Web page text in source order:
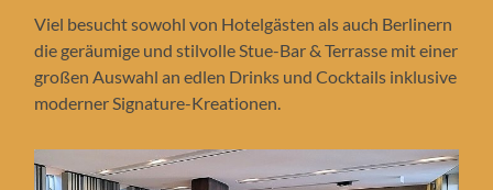
Viel besucht sowohl von Hotelgästen als auch Berlinern
die geräumige und stilvolle Stue-Bar & Terrasse mit einer
großen Auswahl an edlen Drinks und Cocktails inklusive
moderner Signature-Kreationen.